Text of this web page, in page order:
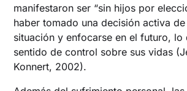
manifestaron ser “sin hijos por
haber tomado una decisión activa
situación y enfocarse en el futuro, lo
sentido de control sobre sus vidas
Konnert, 2002).